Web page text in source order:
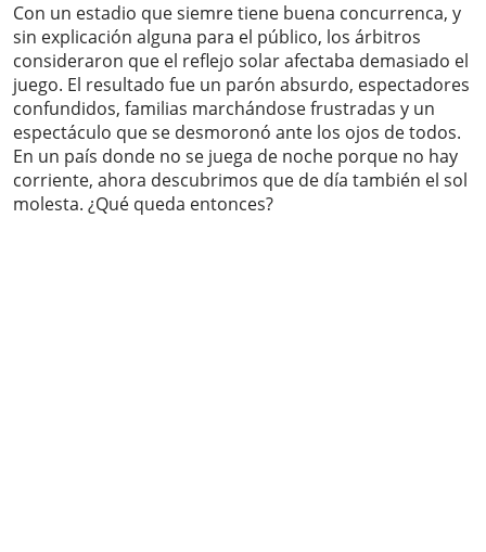
Con un estadio que siemre tiene buena concurrenca, y
sin explicación alguna para el público, los árbitros
consideraron que el reflejo solar afectaba demasiado el
juego. El resultado fue un parón absurdo, espectadores
confundidos, familias marchándose frustradas y un
espectáculo que se desmoronó ante los ojos de todos.
En un país donde no se juega de noche porque no hay
corriente, ahora descubrimos que de día también el sol
molesta. ¿Qué queda entonces?